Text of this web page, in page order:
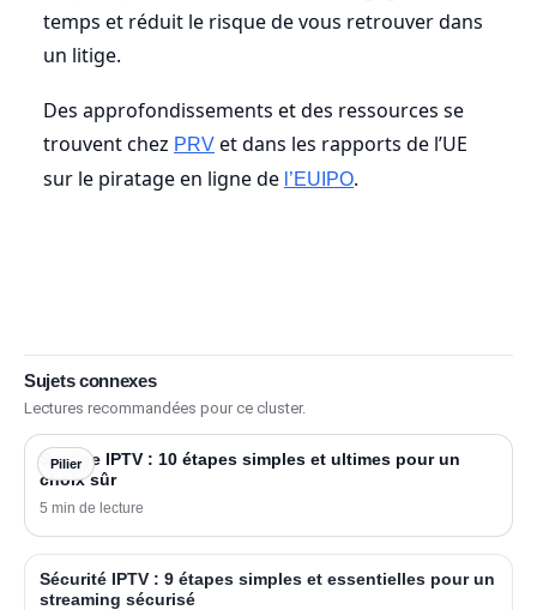
temps et réduit le risque de vous retrouver dans
un litige.
Des approfondissements et des ressources se
trouvent chez PRV et dans les rapports de l’UE
sur le piratage en ligne de l’EUIPO.
Sujets connexes
Lectures recommandées pour ce cluster.
Pilier
Sverige IPTV : 10 étapes simples et ultimes pour un
choix sûr
5 min de lecture
Sécurité IPTV : 9 étapes simples et essentielles pour un
streaming sécurisé